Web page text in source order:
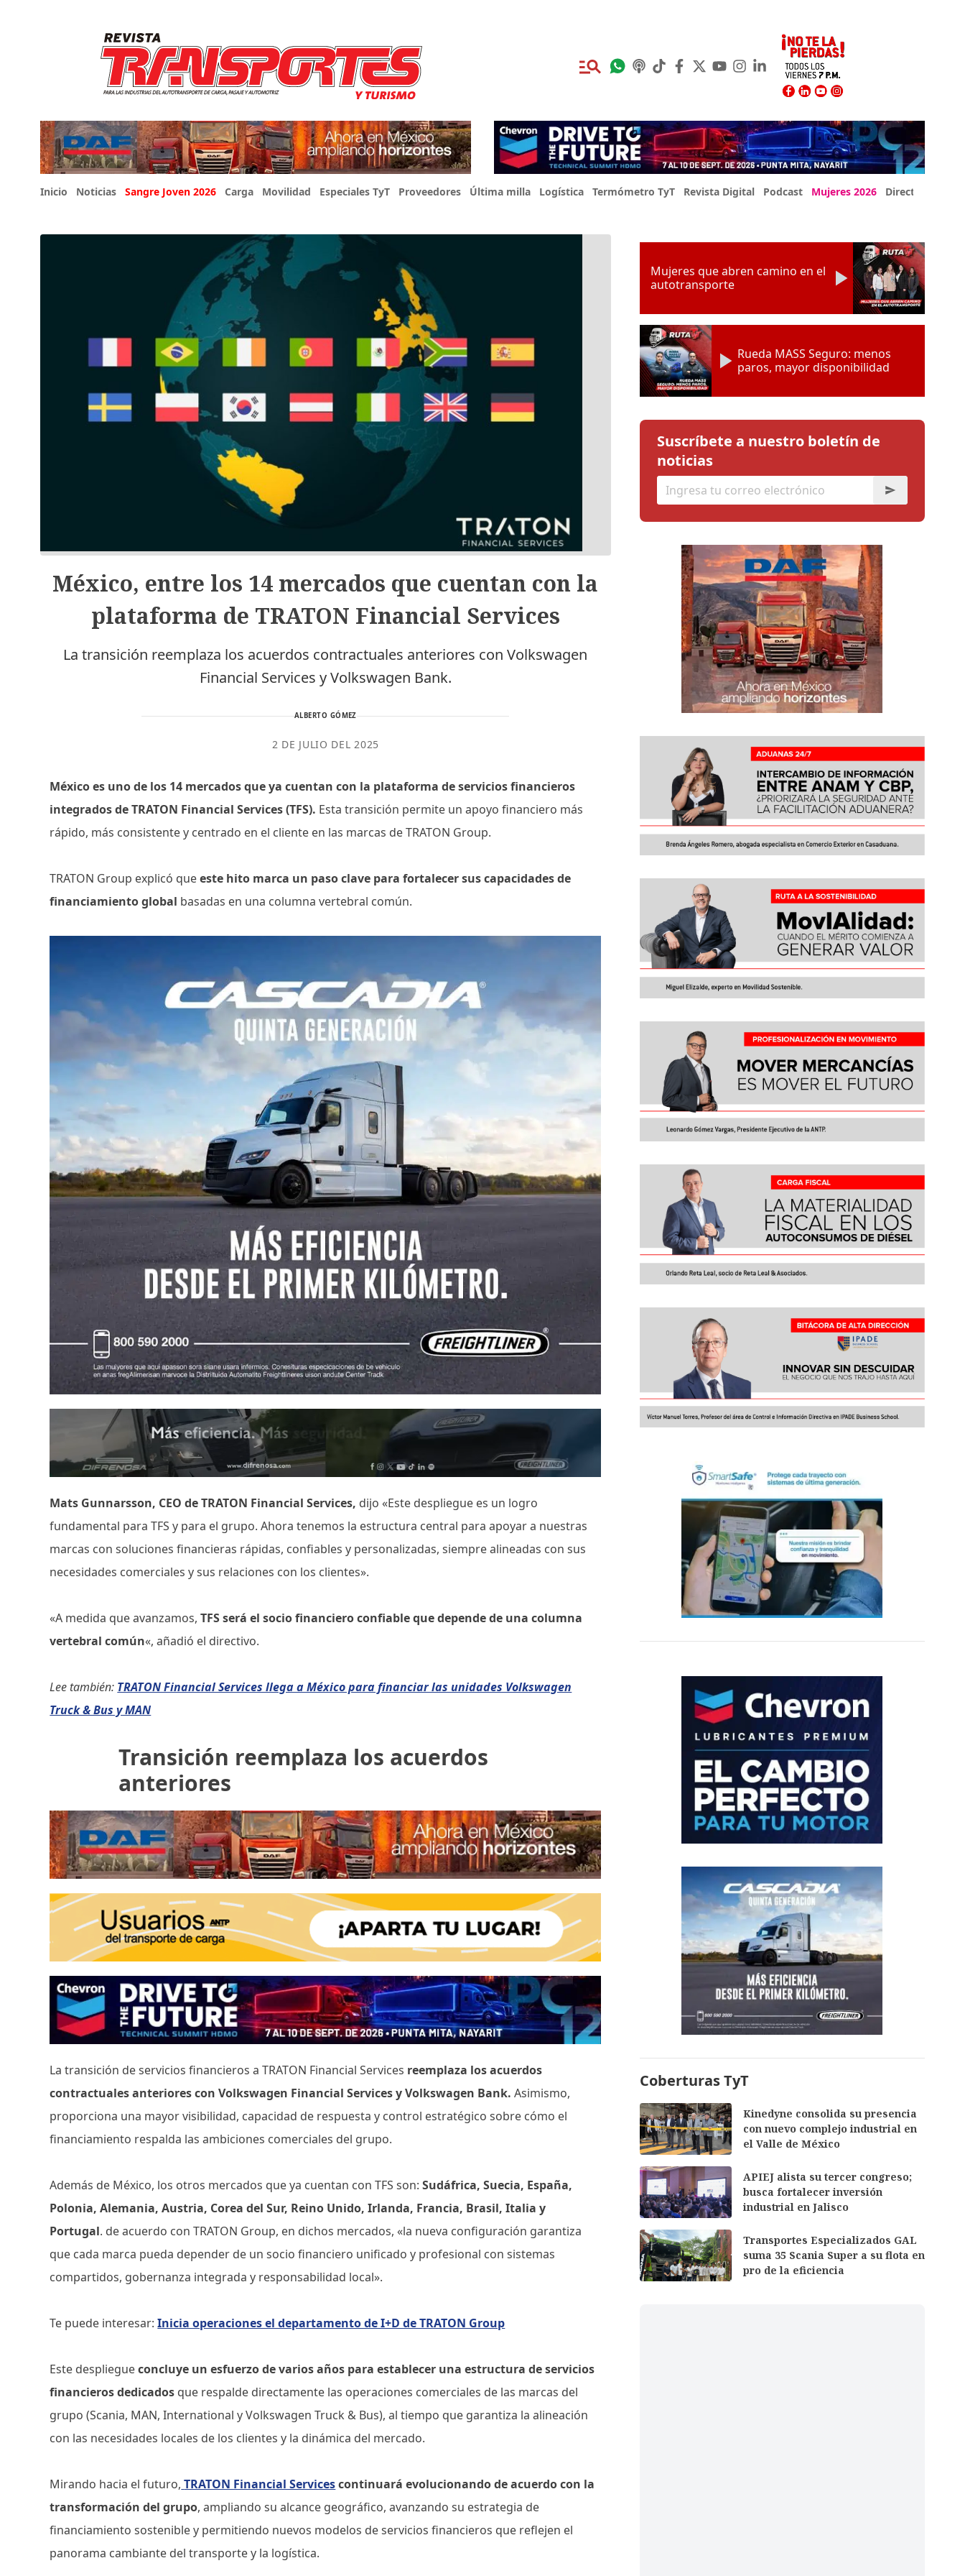
Inicio Noticias Sangre Joven 2026 Carga Movilidad Especiales TyT Proveedores Última milla Logística Termómetro TyT Revista Digital Podcast Mujeres 2026 Directorio Expo
México, entre los 14 mercados que cuentan con la
plataforma de TRATON Financial Services
La transición reemplaza los acuerdos contractuales anteriores con Volkswagen
Financial Services y Volkswagen Bank.
ALBERTO GÓMEZ
2 DE JULIO DEL 2025
México es uno de los 14 mercados que ya cuentan con la plataforma de servicios financieros
integrados de TRATON Financial Services (TFS). Esta transición permite un apoyo financiero más
rápido, más consistente y centrado en el cliente en las marcas de TRATON Group.
TRATON Group explicó queeste hito marca un paso clave para fortalecer sus capacidades de
financiamiento global basadas en una columna vertebral común.
Mats Gunnarsson, CEO de TRATON Financial Services, dijo «Este despliegue es un logro
fundamental para TFS y para el grupo. Ahora tenemos la estructura central para apoyar a nuestras
marcas con soluciones financieras rápidas, confiables y personalizadas, siempre alineadas con sus
necesidades comerciales y sus relaciones con los clientes».
«A medida que avanzamos,TFS será el socio financiero confiable que depende de una columna
vertebral común«, añadió el directivo.
Lee también: TRATON Financial Services llega a México para financiar las unidades Volkswagen
Truck & Bus y MAN
Transición reemplaza los acuerdos
anteriores
La transición de servicios financieros a TRATON Financial Services reemplaza los acuerdos
contractuales anteriores con Volkswagen Financial Services y Volkswagen Bank. Asimismo,
proporciona una mayor visibilidad, capacidad de respuesta y control estratégico sobre cómo el
financiamiento respalda las ambiciones comerciales del grupo.
Además de México, los otros mercados que ya cuentan con TFS son:Sudáfrica, Suecia, España,
Polonia, Alemania, Austria, Corea del Sur, Reino Unido, Irlanda, Francia, Brasil, Italia y
Portugal. de acuerdo con TRATON Group, en dichos mercados, «la nueva configuración garantiza
que cada marca pueda depender de un socio financiero unificado y profesional con sistemas
compartidos, gobernanza integrada y responsabilidad local».
Te puede interesar:Inicia operaciones el departamento de I+D de TRATON Group
Este despliegueconcluye un esfuerzo de varios años para establecer una estructura de servicios
financieros dedicados que respalde directamente las operaciones comerciales de las marcas del
grupo (Scania, MAN, International y Volkswagen Truck & Bus), al tiempo que garantiza la alineación
con las necesidades locales de los clientes y la dinámica del mercado.
Mirando hacia el futuro, TRATON Financial Servicescontinuará evolucionando de acuerdo con la
transformación del grupo, ampliando su alcance geográfico, avanzando su estrategia de
financiamiento sostenible y permitiendo nuevos modelos de servicios financieros que reflejen el
panorama cambiante del transporte y la logística.
Mujeres que abren camino en el
autotransporte
Rueda MASS Seguro: menos
paros, mayor disponibilidad
Suscríbete a nuestro boletín de
noticias
Coberturas TyT
Kinedyne consolida su presencia
con nuevo complejo industrial en
el Valle de México
APIEJ alista su tercer congreso;
busca fortalecer inversión
industrial en Jalisco
Transportes Especializados GAL
suma 35 Scania Super a su flota en
pro de la eficiencia